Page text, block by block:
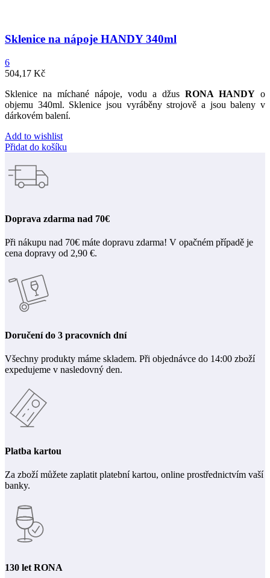
Sklenice na nápoje HANDY 340ml
6
504,17 Kč
Sklenice na míchané nápoje, vodu a džus RONA HANDY o
objemu 340ml. Sklenice jsou vyráběny strojově a jsou baleny v
dárkovém balení.
Add to wishlist
Přidat do košíku
Doprava zdarma nad 70€
Při nákupu nad 70€ máte dopravu zdarma! V opačném případě je
cena dopravy od 2,90 €.
Doručení do 3 pracovních dní
Všechny produkty máme skladem. Při objednávce do 14:00 zboží
expedujeme v nasledovný den.
Platba kartou
Za zboží můžete zaplatit platební kartou, online prostřednictvím vaší
banky.
130 let RONA